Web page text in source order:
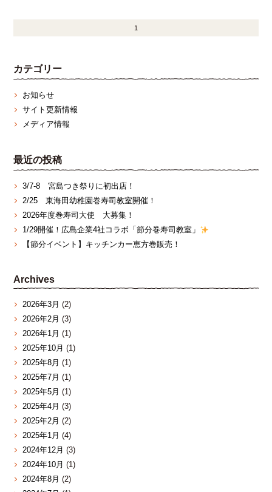
1
カテゴリー
お知らせ
サイト更新情報
メディア情報
最近の投稿
3/7‐8 宮島つき祭りに初出店！
2/25 東海田幼稚園巻寿司教室開催！
2026年度巻寿司大使 大募集！
1/29開催！広島企業4社コラボ「節分巻寿司教室」
【節分イベント】キッチンカー恵方巻販売！
Archives
2026年3月 (2)
2026年2月 (3)
2026年1月 (1)
2025年10月 (1)
2025年8月 (1)
2025年7月 (1)
2025年5月 (1)
2025年4月 (3)
2025年2月 (2)
2025年1月 (4)
2024年12月 (3)
2024年10月 (1)
2024年8月 (2)